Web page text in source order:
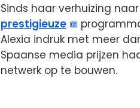
Sinds haar verhuizing
prestigieuze
Alexia indruk met meer
Spaanse media prijzen
netwerk op te bouwen.